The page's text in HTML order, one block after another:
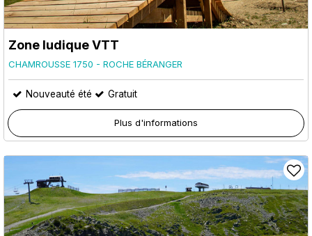
Zone ludique VTT
CHAMROUSSE 1750 - ROCHE BÉRANGER
Nouveauté été Gratuit
Plus d'informations